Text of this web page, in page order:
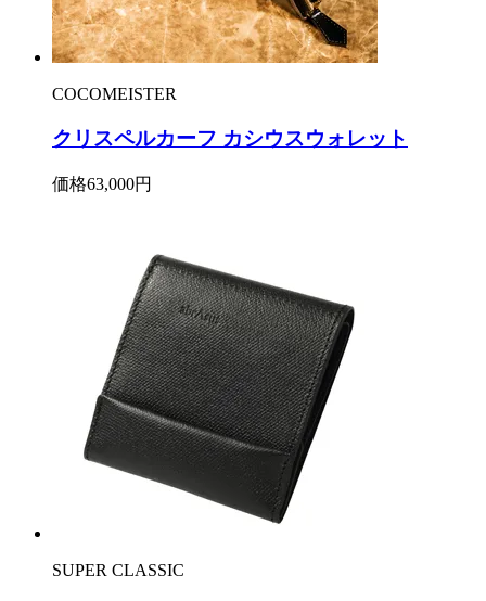
COCOMEISTER
クリスペルカーフ カシウスウォレット
価格63,000円
SUPER CLASSIC